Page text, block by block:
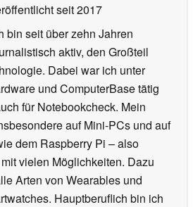
seit 2017
bin seit über zehn Jahren
aktiv, den Großteil
Dabei war ich unter
und ComputerBase tätig
für Notebookcheck. Mein
auf Mini-PCs und auf
dem Raspberry Pi – also
vielen Möglichkeiten. Dazu
Arten von Wearables und
Hauptberuflich bin ich